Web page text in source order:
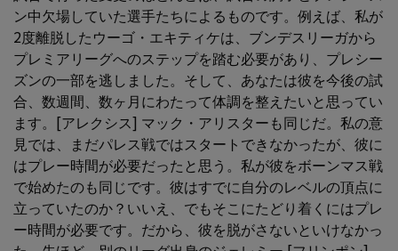
ン中欠場していた選手たちによるものです。例えば、私が
2度離脱したウーゴ・エキティケは、ブンデスリーガから
プレミアリーグへのステップを踏む必要があり、プレシー
ズンの一部を逃しました。そして、あなたは彼を今後の試
合、数週間、数ヶ月にわたって体調を整えたいと思ってい
ます。[アレクシス] マック・アリスターも同じだ。私の意
見では、まだパレス戦ではスタートできなかったが、彼に
はプレー時間が必要だったと思う。私が彼をボーンマス戦
で始めたのも同じです。彼はすでに自分のレベルの頂点に
立っていたのか？いいえ、でもそこにたどり着くにはプレ
ー時間が必要です。だから、彼を脱がさないといけなかっ